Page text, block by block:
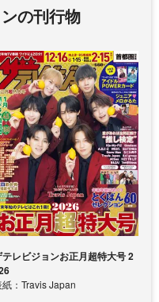
の刊行物
テレビジョンお正月超特大号 2
紙：Travis Japan